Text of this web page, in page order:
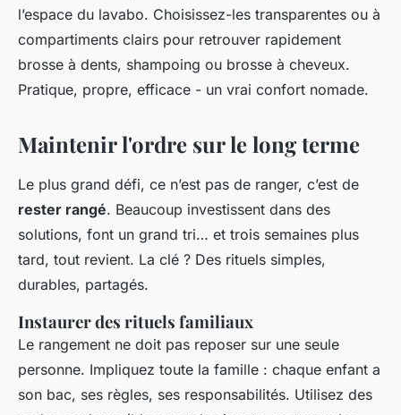
l’espace du lavabo. Choisissez-les transparentes ou à
compartiments clairs pour retrouver rapidement
brosse à dents, shampoing ou brosse à cheveux.
Pratique, propre, efficace - un vrai confort nomade.
Maintenir l'ordre sur le long terme
Le plus grand défi, ce n’est pas de ranger, c’est de
rester rangé. Beaucoup investissent dans des
solutions, font un grand tri… et trois semaines plus
tard, tout revient. La clé ? Des rituels simples,
durables, partagés.
Instaurer des rituels familiaux
Le rangement ne doit pas reposer sur une seule
personne. Impliquez toute la famille : chaque enfant a
son bac, ses règles, ses responsabilités. Utilisez des